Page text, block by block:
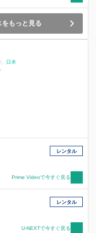
もっと見る
日本
レンタル
Prime Videoで今すぐ見る
レンタル
U-NEXTで今すぐ見る